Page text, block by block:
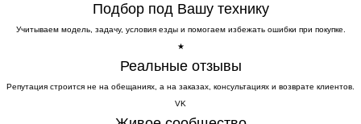
Подбор под Вашу технику
Учитываем модель, задачу, условия езды и помогаем избежать ошибки при покупке.
★
Реальные отзывы
Репутация строится не на обещаниях, а на заказах, консультациях и возврате клиентов.
VK